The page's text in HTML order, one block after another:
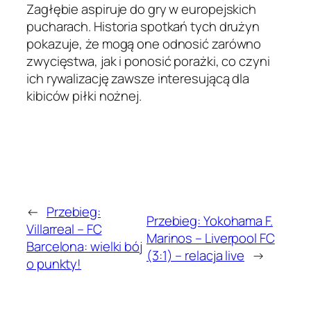
Zagłębie aspiruje do gry w europejskich
pucharach. Historia spotkań tych drużyn
pokazuje, że mogą one odnosić zarówno
zwycięstwa, jak i ponosić porażki, co czyni
ich rywalizację zawsze interesującą dla
kibiców piłki nożnej.
← Przebieg:
Villarreal – FC
Barcelona: wielki bój
o punkty!
Przebieg: Yokohama F.
Marinos – Liverpool FC
(3:1) – relacja live →